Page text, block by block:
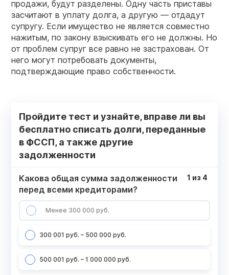
продажи, будут разделены. Одну часть приставы
засчитают в уплату долга, а другую — отдадут
супругу. Если имущество не является совместно
нажитым, по закону взыскивать его не должны. Но
от проблем супруг все равно не застрахован. От
него могут потребовать документы,
подтверждающие право собственности.
Пройдите тест и узнайте, вправе ли вы
бесплатно списать долги, переданные
в ФССП, а также другие
задолженности
Какова общая сумма задолженности
перед всеми кредиторами?
Менее 300 000 руб.
300 001 руб. – 500 000 руб.
500 001 руб. – 1 000 000 руб.
1 из 4